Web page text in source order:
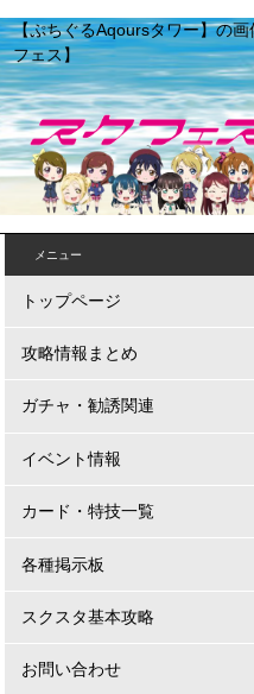
【ぷちぐるAqoursタワー】の
フェス】
メニュー
トップページ
攻略情報まとめ
ガチャ・勧誘関連
イベント情報
カード・特技一覧
各種掲示板
スクスタ基本攻略
お問い合わせ